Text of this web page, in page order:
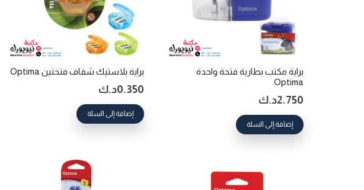
براية مكتب بطارية فتحة واحدة
Optima
2.750د.ك
إضافة إلى السلة
براية بلاستيك شفاف فتحتين Optima
0.350د.ك
إضافة إلى السلة